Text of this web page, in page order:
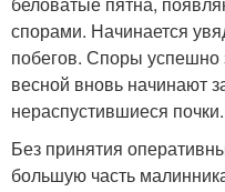
спорами. Начинается
побегов. Споры успешно
весной вновь начинают
нераспустившиеся почки.
Без принятия
большую часть